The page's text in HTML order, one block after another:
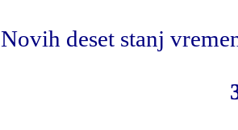
Novih deset stanj